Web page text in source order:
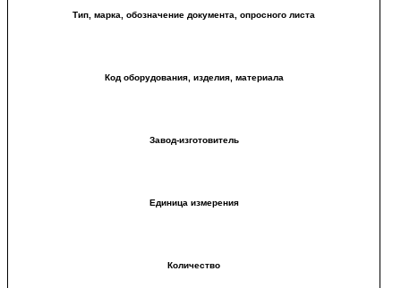
Тип, марка, обозначение документа, опросного листа
Код оборудования, изделия, материала
Завод-изготовитель
Единица измерения
Количество